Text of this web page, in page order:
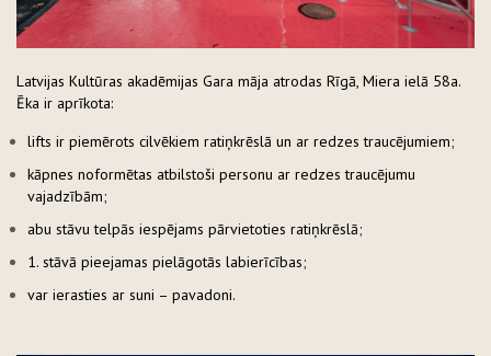
Latvijas Kultūras akadēmijas Gara māja atrodas Rīgā, Miera ielā 58a.
Ēka ir aprīkota:
lifts ir piemērots cilvēkiem ratiņkrēslā un ar redzes traucējumiem;
kāpnes noformētas atbilstoši personu ar redzes traucējumu
vajadzībām;
abu stāvu telpās iespējams pārvietoties ratiņkrēslā;
1. stāvā pieejamas pielāgotās labierīcības;
var ierasties ar suni – pavadoni.